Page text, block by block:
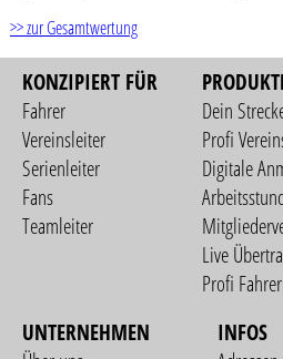
>> zur Gesamtwertung
KONZIPIERT FÜR
Fahrer
Vereinsleiter
Serienleiter
Fans
Teamleiter
Dein
Profi
Digitale
Live
Profi
UNTERNEHMEN
INFOS